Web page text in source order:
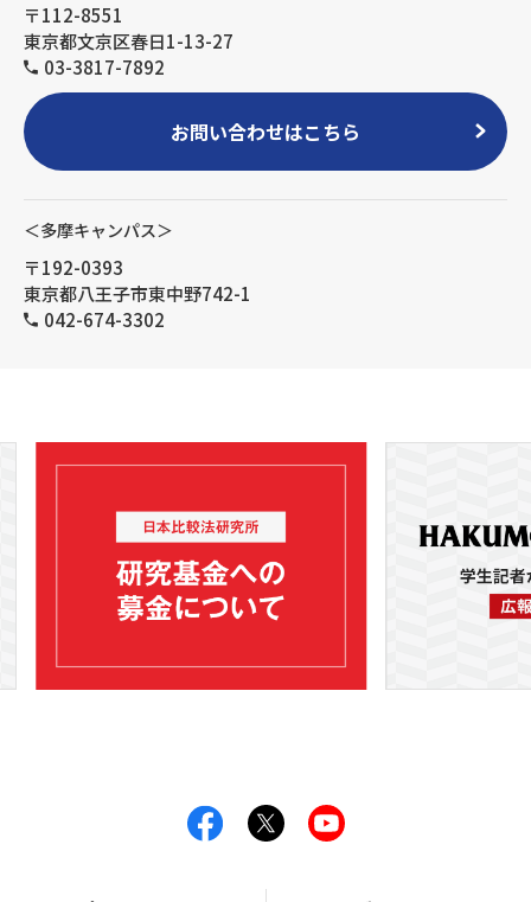
〒112-8551
東京都文京区春日1-13-27
03-3817-7892
お問い合わせはこちら
＜多摩キャンパス＞
〒192-0393
東京都八王子市東中野742-1
042-674-3302